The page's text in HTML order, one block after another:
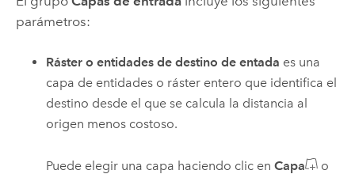
parámetros:
Ráster o entidades de destino de entada es una
capa de entidades o ráster entero que identifica el
destino desde el que se calcula la distancia al
origen menos costoso.
Puede elegir una capa haciendo clic enCapa
o